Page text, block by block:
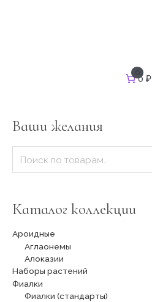
0
0 ₽
Ваши желания
ь
:
Каталог коллекции
Ароидные
Аглаонемы
Алоказии
Наборы растений
Фиалки
Фиалки (стандарты)